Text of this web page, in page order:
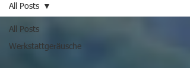
All Posts
Werkstattgeräusche
All Posts